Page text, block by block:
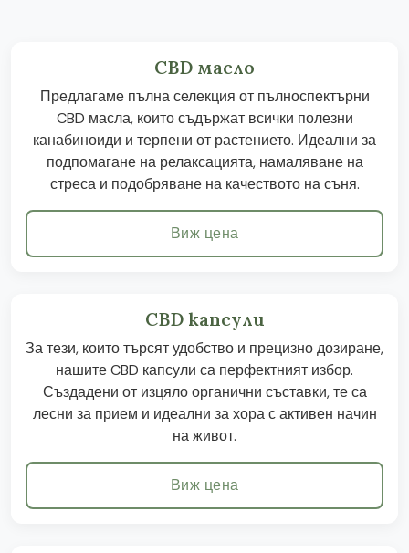
CBD масло
Предлагаме пълна селекция от пълноспектърни
CBD масла, които съдържат всички полезни
канабиноиди и терпени от растението. Идеални за
подпомагане на релаксацията, намаляване на
стреса и подобряване на качеството на съня.
Виж цена
CBD капсули
За тези, които търсят удобство и прецизно дозиране,
нашите CBD капсули са перфектният избор.
Създадени от изцяло органични съставки, те са
лесни за прием и идеални за хора с активен начин
на живот.
Виж цена